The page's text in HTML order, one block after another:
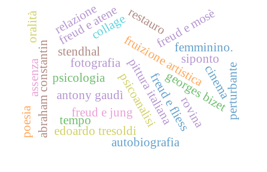
fotografia
psicologia
antony gaudìpsicoanalisi
abraham constantin stendhal
pittura italiana
fruizione artistica
freud e fliess
freud e jung
freud e mosè
freud e atene
georges bizet
cinema
femminino.
edoardo tresoldi
siponto
rovina
assenza
restauro
oralità collage
relazione
tempo
poesia
autobiografia
perturbante